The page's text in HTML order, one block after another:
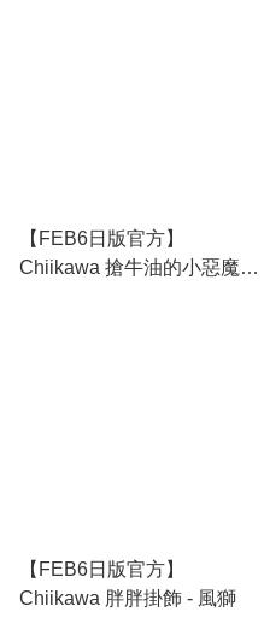
【FEB6日版官方】
Chiikawa 搶牛油的小惡魔掛
【FEB6日版官方】
Chiikawa 胖胖掛飾 - 風獅